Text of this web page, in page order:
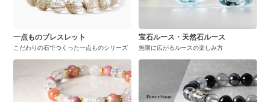
一点ものブレスレット
こだわりの石でつくった一点ものシリーズ
宝石ルース・天然石ルース
無限に広がるルースの楽しみ方